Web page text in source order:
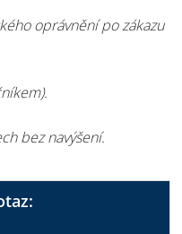
oprávnění po zákazu
bez navýšení.